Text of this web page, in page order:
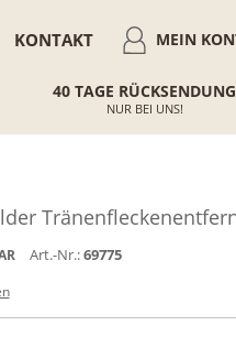
MEIN
KONTAKT
40 TAGE RÜCKSENDUNG
NUR BEI UNS!
Art.-Nr.:69775